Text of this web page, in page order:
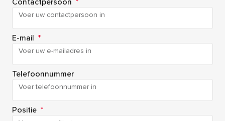
E-mail *
Telefoonnummer
Positie *